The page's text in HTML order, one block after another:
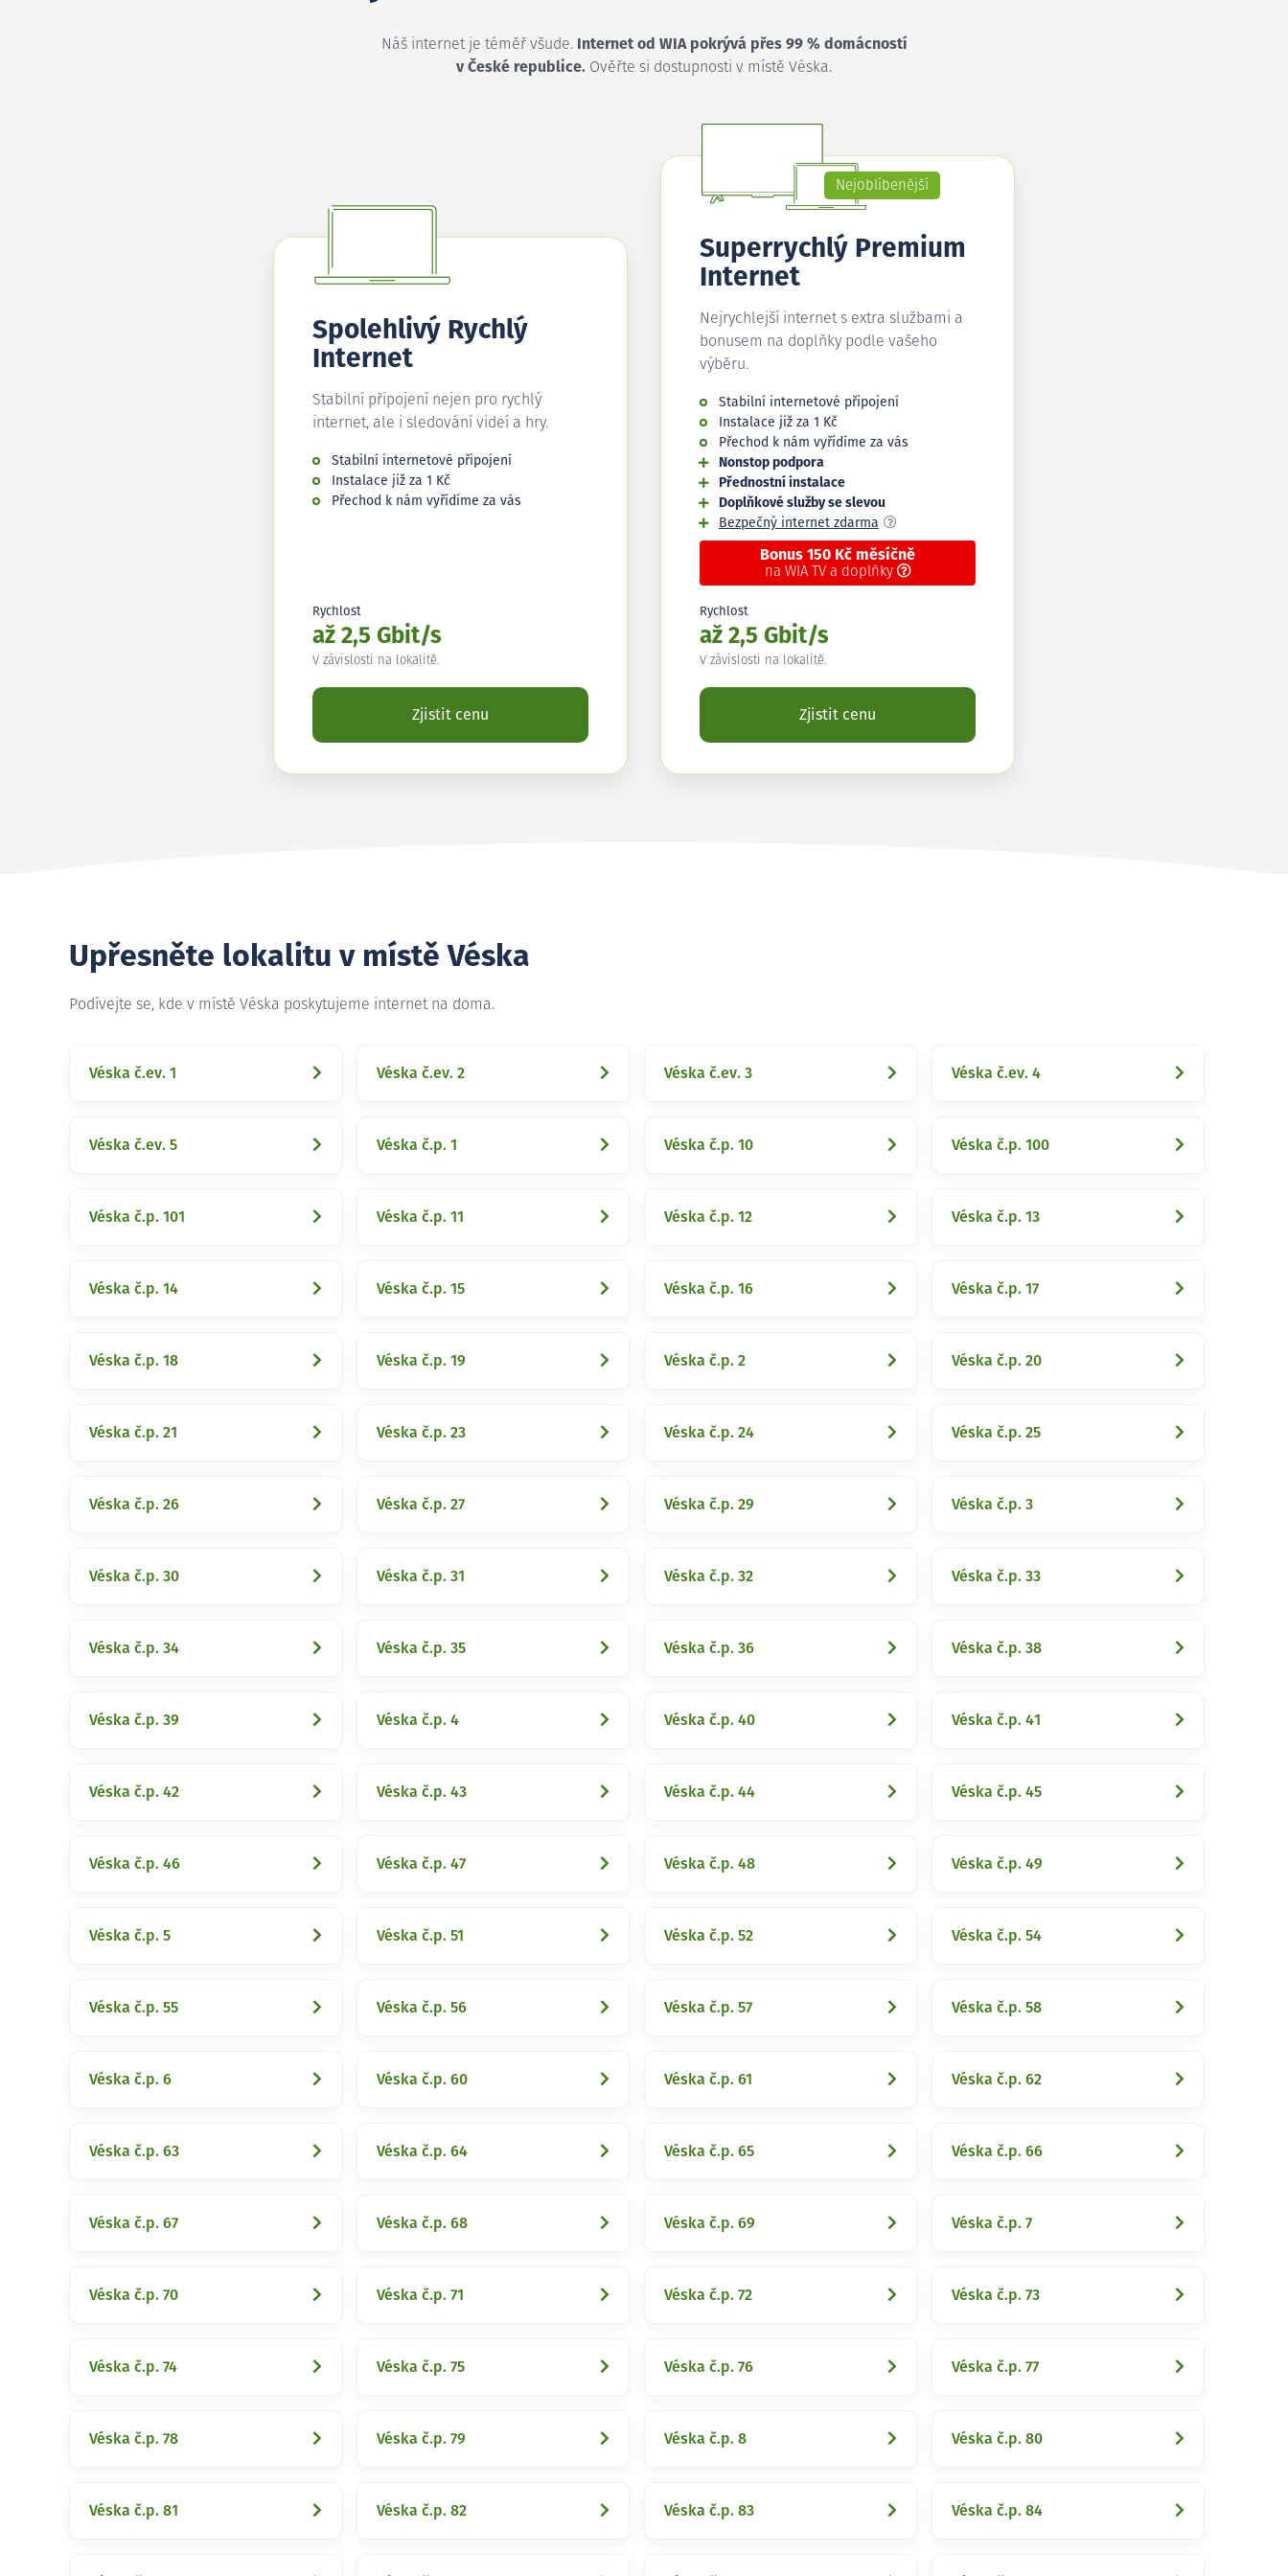
Náš internet je téměř všude.
Internet od WIA pokrývá přes 99 % domácností
v České republice. Ověřte si dostupnosti v místě Véska.
Spolehlivý Rychlý
Internet
Stabilní připojení nejen pro rychlý
internet, ale i sledování videí a hry.
Stabilní internetové připojení
Instalace již za 1 Kč
Přechod k nám vyřídíme za vás
Rychlost
až 2,5 Gbit/s
V závislosti na lokalitě.
Zjistit cenu
Nejoblíbenější
Superrychlý Premium
Internet
Nejrychlejší internet s extra službami a
bonusem na doplňky podle vašeho
výběru.
Stabilní internetové připojení
Instalace již za 1 Kč
Přechod k nám vyřídíme za vás
Nonstop podpora
Přednostní instalace
Doplňkové služby se slevou
Bezpečný internet zdarma
Bonus 150 Kč měsíčně
na WIA TV a doplňky
Rychlost
až 2,5 Gbit/s
V závislosti na lokalitě.
Zjistit cenu
Upřesněte lokalitu v místě Véska
Podívejte se, kde v místě Véska poskytujeme internet na doma.
Véska č.ev. 1 Véska č.ev. 2 Véska č.ev. 3 Véska č.ev. 4
Véska č.ev. 5 Véska č.p. 1 Véska č.p. 10 Véska č.p. 100
Véska č.p. 101 Véska č.p. 11 Véska č.p. 12 Véska č.p. 13
Véska č.p. 14 Véska č.p. 15 Véska č.p. 16 Véska č.p. 17
Véska č.p. 18 Véska č.p. 19 Véska č.p. 2 Véska č.p. 20
Véska č.p. 21 Véska č.p. 23 Véska č.p. 24 Véska č.p. 25
Véska č.p. 26 Véska č.p. 27 Véska č.p. 29 Véska č.p. 3
Véska č.p. 30 Véska č.p. 31 Véska č.p. 32 Véska č.p. 33
Véska č.p. 34 Véska č.p. 35 Véska č.p. 36 Véska č.p. 38
Véska č.p. 39 Véska č.p. 4 Véska č.p. 40 Véska č.p. 41
Véska č.p. 42 Véska č.p. 43 Véska č.p. 44 Véska č.p. 45
Véska č.p. 46 Véska č.p. 47 Véska č.p. 48 Véska č.p. 49
Véska č.p. 5 Véska č.p. 51 Véska č.p. 52 Véska č.p. 54
Véska č.p. 55 Véska č.p. 56 Véska č.p. 57 Véska č.p. 58
Véska č.p. 6 Véska č.p. 60 Véska č.p. 61 Véska č.p. 62
Véska č.p. 63 Véska č.p. 64 Véska č.p. 65 Véska č.p. 66
Véska č.p. 67 Véska č.p. 68 Véska č.p. 69 Véska č.p. 7
Véska č.p. 70 Véska č.p. 71 Véska č.p. 72 Véska č.p. 73
Véska č.p. 74 Véska č.p. 75 Véska č.p. 76 Véska č.p. 77
Véska č.p. 78 Véska č.p. 79 Véska č.p. 8 Véska č.p. 80
Véska č.p. 81 Véska č.p. 82 Véska č.p. 83 Véska č.p. 84